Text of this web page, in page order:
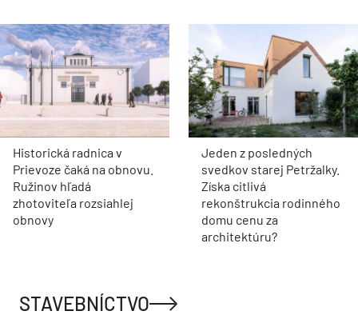
Historická radnica v
Prievoze čaká na obnovu.
Ružinov hľadá
zhotoviteľa rozsiahlej
obnovy
Jeden z posledných
svedkov starej Petržalky.
Získa citlivá
rekonštrukcia rodinného
domu cenu za
architektúru?
STAVEBNÍCTVO